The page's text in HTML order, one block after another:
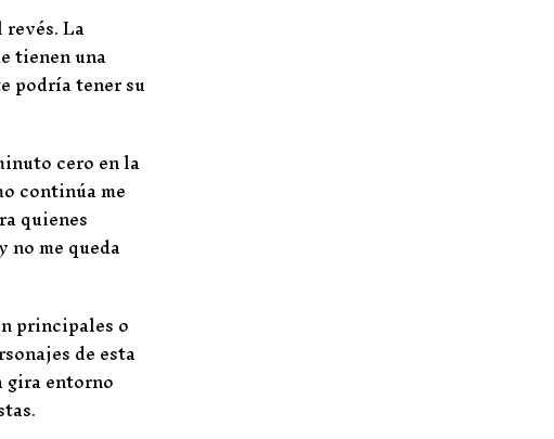
La
tienen una
podría tener su
cero en la
continúa me
quienes
no me queda
principales o
de esta
entorno